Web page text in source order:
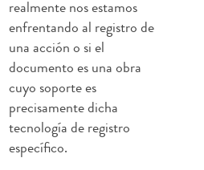
realmente nos estamos
enfrentando al registro de
una acción o si el
documento es una obra
cuyo soporte es
precisamente dicha
tecnología de registro
específico.